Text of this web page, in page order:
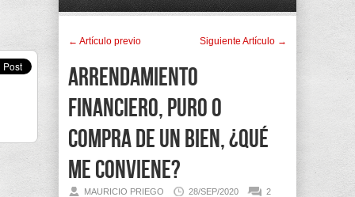
← Artí­culo previo Siguiente Artí­culo →
Arrendamiento
financiero, puro o
compra de un bien, ¿Qué
me conviene?
MAURICIO PRIEGO 28/SEP/2020 2